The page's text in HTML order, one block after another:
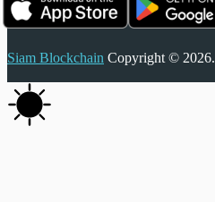
Siam Blockchain Copyright © 2026.